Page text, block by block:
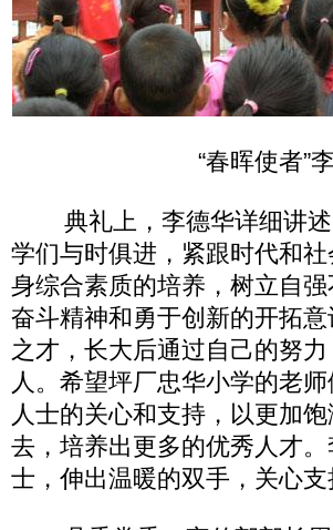
“春晖使者”
典礼上，李德华详细讲述
学们与时俱进，紧跟时代和
身综合素质的培养，树立自
奋斗精神和勇于创新的开拓
之才，长大后通过自己的努
人。希望坪厂忠华小学的老
人士的关心和支持，以更加
去，培养出更多的优秀人才
士，伸出温暖的双手，关心